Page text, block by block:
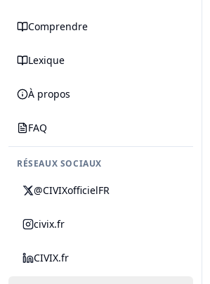
Comprendre
Lexique
À propos
FAQ
RÉSEAUX SOCIAUX
@CIVIXofficielFR
civix.fr
CIVIX.fr